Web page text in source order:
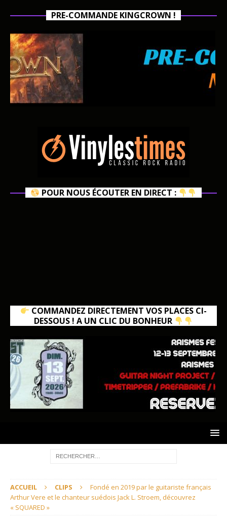
PRE-COMMANDE KINGCROWN !
POUR NOUS ÉCOUTER EN DIRECT :
COMMANDEZ DIRECTEMENT VOS PLACES CI-
DESSOUS ! A UN CLIC DU BONHEUR
ACCUEIL CLIPS
Fondé en 2019 par le guitariste français
Arthur Vere et le chanteur suédois Jack L. Stroem, découvrez
« SQUARED »